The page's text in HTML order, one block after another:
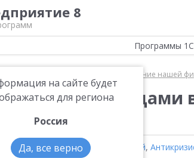
8
на сайте будет
для региона
Россия
Да, все верно
Программы 1С
1С:Управление нашей
расходами
1С:Управление нашей фирмой,